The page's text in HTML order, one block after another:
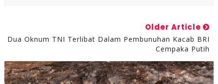
Older Article
Dua Oknum TNI Terlibat Dalam Pembunuhan Kacab BRI
Cempaka Putih